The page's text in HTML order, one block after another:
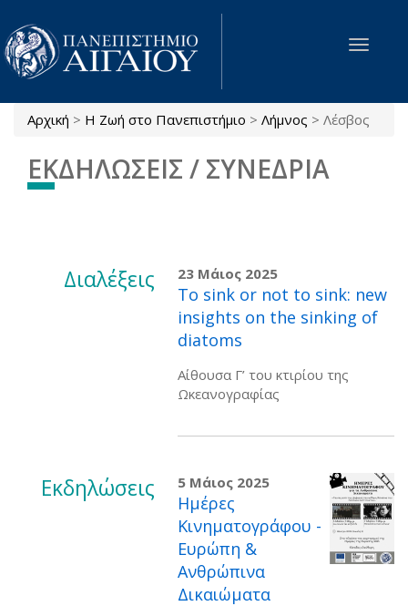
Παράκαμψη προς το κυρίως περιεχόμενο
Toggle
Είστε εδώ
Αρχική > Η Ζωή στο Πανεπιστήμιο > Λήμνος > Λέσβος
ΕΚΔΗΛΩΣΕΙΣ / ΣΥΝΕΔΡΙΑ
Διαλέξεις 23 Μάιος 2025
To sink or not to sink: new
insights on the sinking of
diatoms
Αίθουσα Γ’ του κτιρίου της
Ωκεανογραφίας
Εκδηλώσεις 5 Μάιος 2025
Ημέρες
Κινηματογράφου -
Ευρώπη &
Ανθρώπινα
Δικαιώματα